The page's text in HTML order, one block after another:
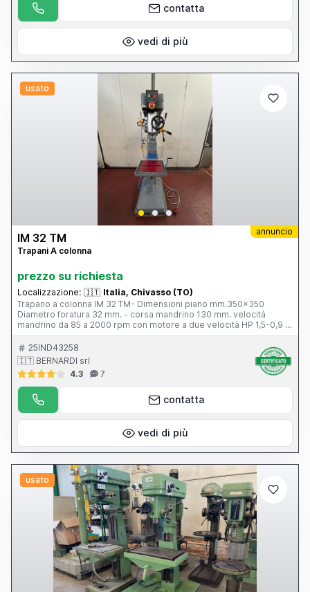
contatta
vedi di più
usato
annuncio
IM 32 TM
Trapani A colonna
prezzo su richiesta
Localizzazione: 🇮🇹 Italia, Chivasso (TO)
Trapano a colonna IM 32 TM- Dimensioni piano mm.350x350
Diametro foratura 32 mm. - corsa mandrino 130 mm. velocità
mandrino da 85 a 2000 rpm con motore a due velocità HP 1,5-0,9 -
Volt 400 trifase - cono morse 4
25IND43258
🇮🇹 BERNARDI srl
4.3
7
contatta
vedi di più
usato